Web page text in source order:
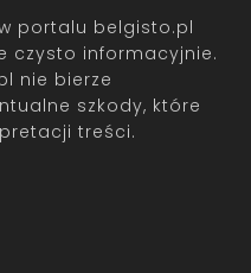
portalu belgisto.pl
czysto informacyjnie.
nie bierze
szkody, które
treści.